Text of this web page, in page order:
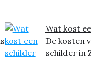
Wat kost
De kosten
schilder in